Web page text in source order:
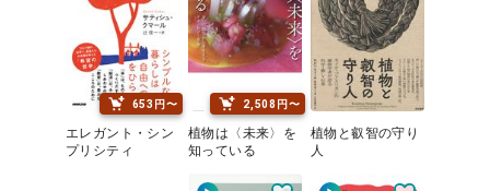
653円〜
エレガント・シン
プリシティ
2,508円〜
植物は〈未来〉を
知っている
植物と叡智の守り
人